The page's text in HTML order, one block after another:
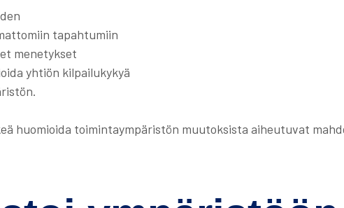
tapahtumiin
menetykset
yhtiön kilpailukykyä
huomioida toimintaympäristön muutoksista aiheutuvat